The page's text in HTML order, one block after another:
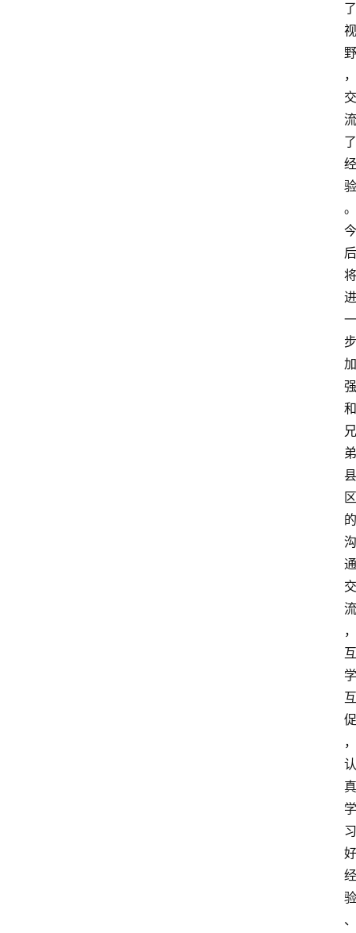
了
视
野
，
交
流
了
经
验
。
今
后
将
进
一
步
加
强
和
兄
弟
县
区
的
沟
通
交
流
，
互
学
互
促
，
认
真
学
习
好
经
验
、